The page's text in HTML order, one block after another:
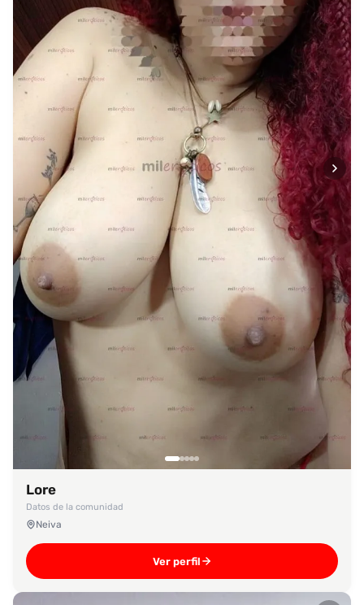
Lore
Datos de la comunidad
Neiva
Ver perfil